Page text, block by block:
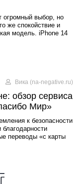
огромный выбор, но
же спокойствие и
модель. iPhone 14
Вика (na-negative.ru)
обзор сервиса
Мир»
к безопасности
переводы «с карты